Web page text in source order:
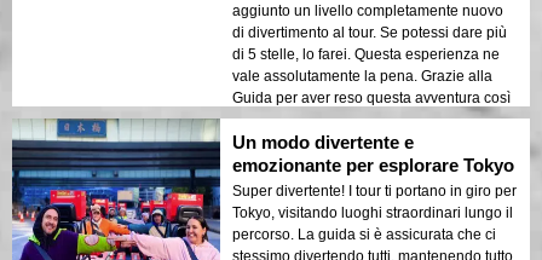
aggiunto un livello completamente nuovo
di divertimento al tour. Se potessi dare più
di 5 stelle, lo farei. Questa esperienza ne
vale assolutamente la pena. Grazie alla
Guida per aver reso questa avventura così
fantastica! La consiglio vivamente a
chiunque visiti Tokyo.
Un modo divertente e
emozionante per esplorare Tokyo
Super divertente! I tour ti portano in giro per
Tokyo, visitando luoghi straordinari lungo il
percorso. La guida si è assicurata che ci